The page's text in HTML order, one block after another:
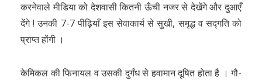
करनेवाले मीडिया को देशवासी कितनी ऊँची नजर से देखेंगे और दुआएँ
देंगे ! उनकी 7-7 पीढ़ियाँ इस सेवाकार्य से सुखी, समृद्ध व सद्गति को
प्राप्त होंगी ।
केमिकल की फिनायल व उसकी दुर्गंध से हवामान दूषित होता है । गौ-